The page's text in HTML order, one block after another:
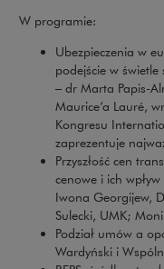
W programie:
Ubezpieczenia w
podejście w
– dr Marta Papis-
Maurice’a Lauré,
Kongresu
zaprezentuje
Przyszłość cen
cenowe i ich
Iwona Georgijew,
Sulecki, UMK;
Podział umów a
Wardyński i